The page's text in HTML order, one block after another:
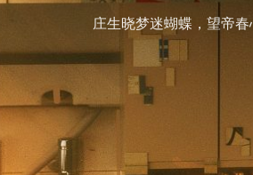
庄生晓梦迷蝴蝶，望帝